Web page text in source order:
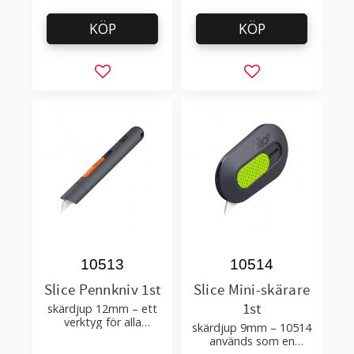
Lägg till i favoriter
KÖP
Lägg till i
KÖP
Slice Pennkniv 1st
skärdjup 12mm – ett
verktyg för alla
10513
Slice Mini-skärare
1st
skärdjup 9mm – 10514
används som en
10514